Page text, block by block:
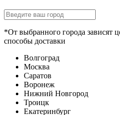
*От выбранного города зависят
способы доставки
Волгоград
Москва
Саратов
Воронеж
Нижний Новгород
Троицк
Екатеринбург